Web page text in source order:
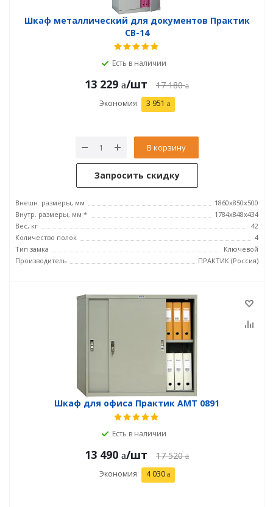
Шкаф металлический для документов Практик
СВ-14
Есть в наличии
13 229 /шт 17 180
Экономия 3 951
В корзину
Запросить скидку
Внешн. размеры, мм
1860x850x500
Внутр. размеры, мм *
1784x848x434
Вес, кг
42
Количество полок
4
Тип замка
Ключевой
Производитель
ПРАКТИК (Россия)
Шкаф для офиса Практик AMT 0891
Есть в наличии
13 490 /шт 17 520
Экономия 4 030